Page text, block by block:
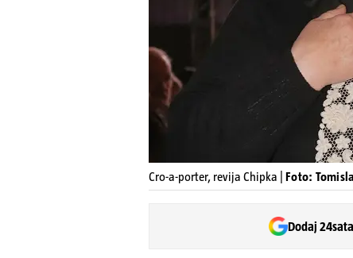
Cro-a-porter, revija Chipka | Foto:
Dodaj